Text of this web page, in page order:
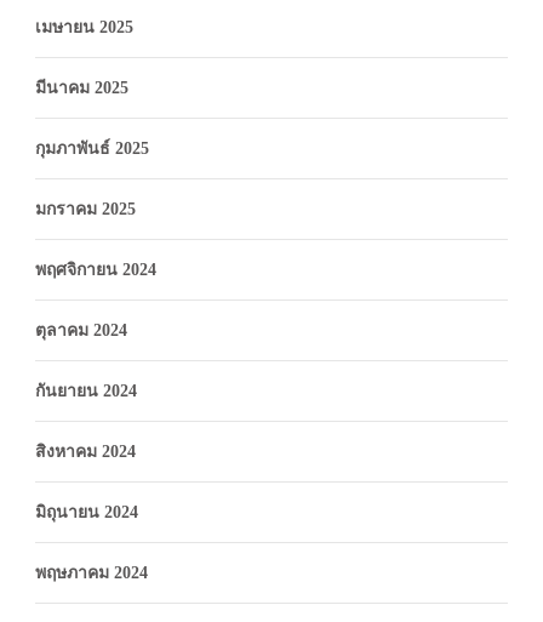
เมษายน 2025
มีนาคม 2025
กุมภาพันธ์ 2025
มกราคม 2025
พฤศจิกายน 2024
ตุลาคม 2024
กันยายน 2024
สิงหาคม 2024
มิถุนายน 2024
พฤษภาคม 2024